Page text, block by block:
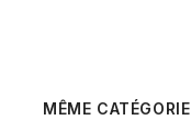
MÊME CATÉGORIE